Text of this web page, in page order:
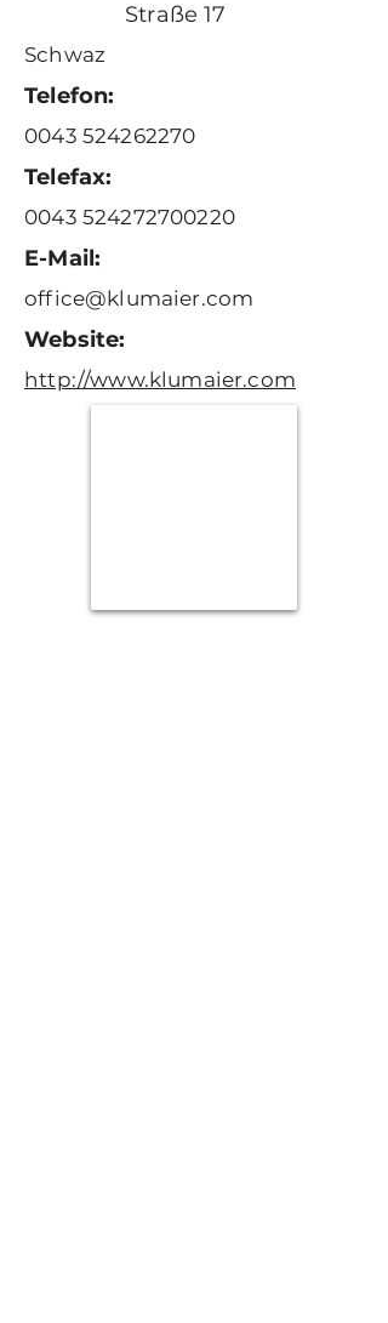
Straße 17
Schwaz
Telefon:
0043 524262270
Telefax:
0043 524272700220
E-Mail:
office@klumaier.com
Website:
http://www.klumaier.com